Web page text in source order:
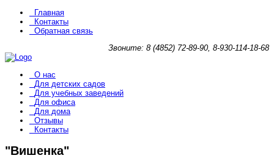
Главная
Контакты
Обратная связь
Звоните: 8 (4852) 72-89-90, 8-930-114-18-68
О нас
Для детских садов
Для учебных заведений
Для офиса
Для дома
Отзывы
Контакты
"Вишенка"